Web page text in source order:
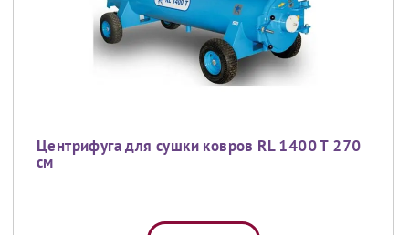
Центрифуга для сушки ковров RL 1400 T 270
см